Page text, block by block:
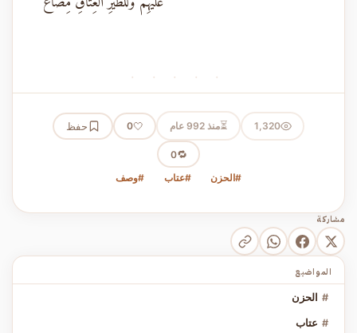
· · · · ·
1,320
⏳منذ 992 عام 🤍
0 حفظ
🔁
0
#الحزن
#عتاب #وصف
مشاركة
المواضيع
# الحزن
# عتاب